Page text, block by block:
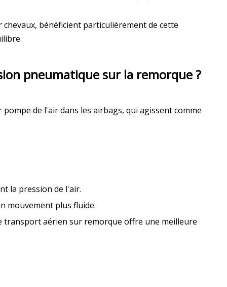
bénéficient particulièrement de cette
pneumatique sur la remorque ?
de l'air dans les airbags, qui agissent comme
la pression de l'air.
mouvement plus fluide.
transport aérien sur remorque offre une meilleure